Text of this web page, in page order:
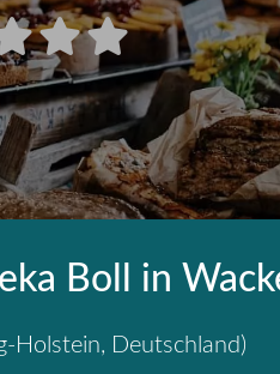
Boll in
Holstein, Deutschland)